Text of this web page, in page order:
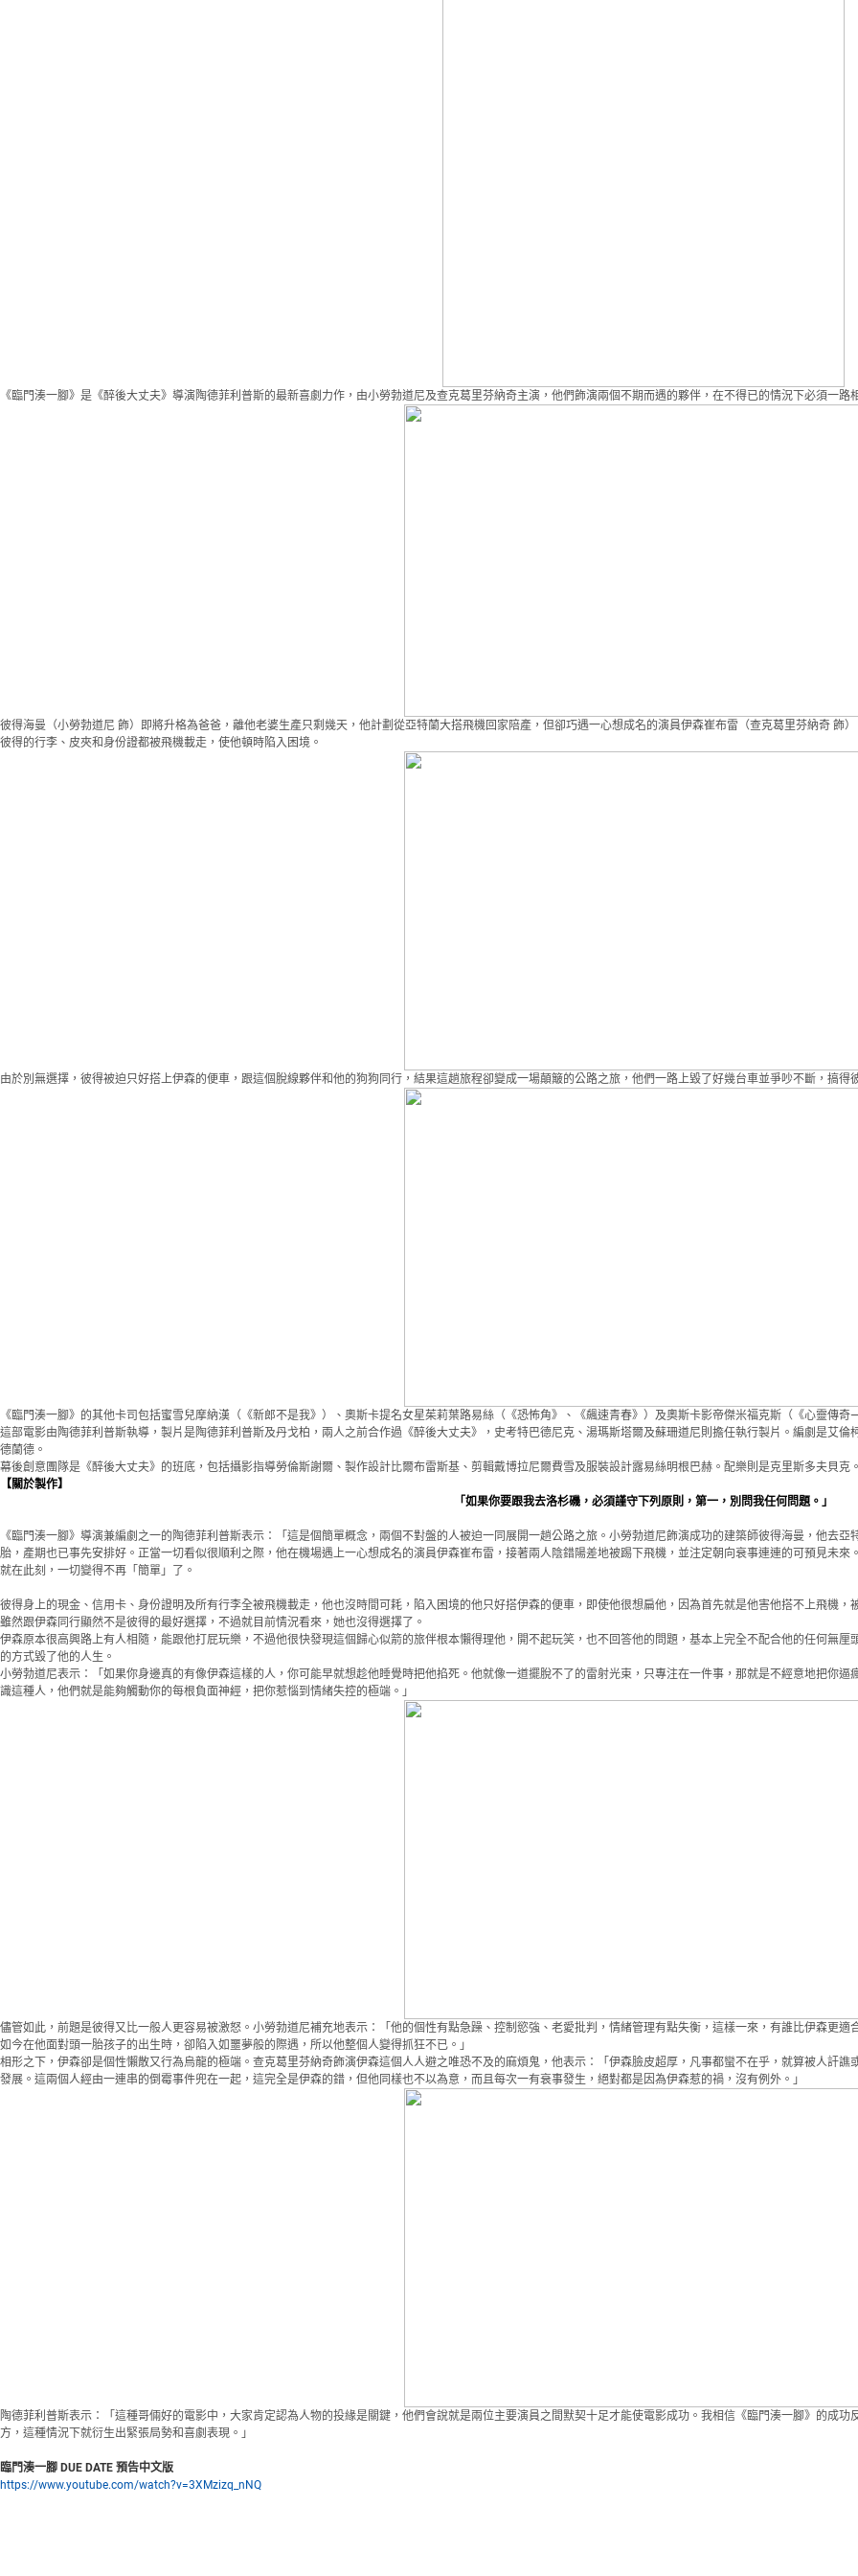
《臨門湊一腳》是《醉後大丈夫》導演陶德菲利普斯的最新喜劇力作，由小勞勃道尼及查克葛里芬納奇主演，他們飾演兩個不期而遇的夥伴，在不得已的情況下必須一
彼得海曼（小勞勃道尼 飾）即將升格為爸爸，離他老婆生產只剩幾天，他計劃從亞特蘭大搭飛機回家陪產，但卻巧遇一心想成名的演員伊森崔布雷（查克葛里芬納奇 飾
彼得的行李、皮夾和身份證都被飛機載走，使他頓時陷入困境。
由於別無選擇，彼得被迫只好搭上伊森的便車，跟這個脫線夥伴和他的狗狗同行，結果這趟旅程卻變成一場顛簸的公路之旅，他們一路上毀了好幾台車並爭吵不斷，搞得
《臨門湊一腳》的其他卡司包括蜜雪兒摩納漢（《新郎不是我》）、奧斯卡提名女星茱莉葉路易絲（《恐怖角》、《飆速青春》）及奧斯卡影帝傑米福克斯（《心靈傳奇
這部電影由陶德菲利普斯執導，製片是陶德菲利普斯及丹戈柏，兩人之前合作過《醉後大丈夫》，史考特巴德尼克、湯瑪斯塔爾及蘇珊道尼則擔任執行製片。編劇是艾
德蘭德。
幕後創意團隊是《醉後大丈夫》的班底，包括攝影指導勞倫斯謝爾、製作設計比爾布雷斯基、剪輯戴博拉尼爾費雪及服裝設計露易絲明根巴赫。配樂則是克里斯多夫貝克。
【關於製作】
「如果你要跟我去洛杉磯，必須謹守下列原則，第一，別問我任何問題。」
《臨門湊一腳》導演兼編劇之一的陶德菲利普斯表示：「這是個簡單概念，兩個不對盤的人被迫一同展開一趟公路之旅。小勞勃道尼飾演成功的建築師彼得海曼，他去
胎，產期也已事先安排好。正當一切看似很順利之際，他在機場遇上一心想成名的演員伊森崔布雷，接著兩人陰錯陽差地被踢下飛機，並注定朝向衰事連連的可預見未來。
就在此刻，一切變得不再「簡單」了。
彼得身上的現金、信用卡、身份證明及所有行李全被飛機載走，他也沒時間可耗，陷入困境的他只好搭伊森的便車，即使他很想扁他，因為首先就是他害他搭不上飛機，
雖然跟伊森同行顯然不是彼得的最好選擇，不過就目前情況看來，她也沒得選擇了。
伊森原本很高興路上有人相隨，能跟他打屁玩樂，不過他很快發現這個歸心似箭的旅伴根本懶得理他，開不起玩笑，也不回答他的問題，基本上完全不配合他的任何無
的方式毀了他的人生。
小勞勃道尼表示：「如果你身邊真的有像伊森這樣的人，你可能早就想趁他睡覺時把他掐死。他就像一道擺脫不了的雷射光束，只專注在一件事，那就是不經意地把你
識這種人，他們就是能夠觸動你的每根負面神經，把你惹惱到情緒失控的極端。」
儘管如此，前題是彼得又比一般人更容易被激怒。小勞勃道尼補充地表示：「他的個性有點急躁、控制慾強、老愛批判，情緒管理有點失衡，這樣一來，有誰比伊森更
如今在他面對頭一胎孩子的出生時，卻陷入如噩夢般的際遇，所以他整個人變得抓狂不已。」
相形之下，伊森卻是個性懶散又行為烏龍的極端。查克葛里芬納奇飾演伊森這個人人避之唯恐不及的麻煩鬼，他表示：「伊森臉皮超厚，凡事都蠻不在乎，就算被人訐
發展。這兩個人經由一連串的倒霉事件兜在一起，這完全是伊森的錯，但他同樣也不以為意，而且每次一有衰事發生，絕對都是因為伊森惹的禍，沒有例外。」
陶德菲利普斯表示：「這種哥倆好的電影中，大家肯定認為人物的投緣是關鍵，他們會說就是兩位主要演員之間默契十足才能使電影成功。我相信《臨門湊一腳》的成
方，這種情況下就衍生出緊張局勢和喜劇表現。」
臨門湊一腳 DUE DATE 預告中文版
https://www.youtube.com/watch?v=3XMzizq_nNQ